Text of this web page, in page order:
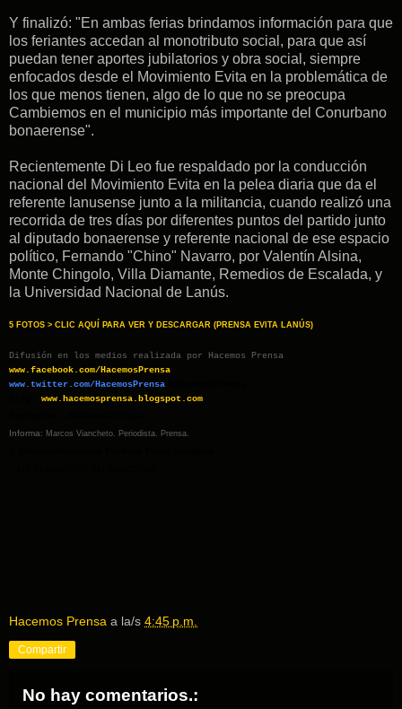
Y finalizó: "En ambas ferias brindamos información para que
los feriantes accedan al monotributo social, para que así
puedan tener aportes jubilatorios y obra social, siempre
enfocados desde el Movimiento Evita en la problemática de
los que menos tienen, algo de lo que no se preocupa
Cambiemos en el municipio más importante del Conurbano
bonaerense".
Recientemente Di Leo fue respaldado por la conducción
nacional del Movimiento Evita en la pelea diaria que da el
referente lanusense junto a la militancia, cuando realizó una
recorrida de tres días por diferentes puntos del partido junto
al diputado bonaerense y referente nacional de ese espacio
político, Fernando "Chino" Navarro, por Valentín Alsina,
Monte Chingolo, Villa Diamante, Remedios de Escalada, y
la Universidad Nacional de Lanús.
5 FOTOS > CLIC AQUÍ PARA VER Y DESCARGAR (PRENSA EVITA LANÚS)
Difusión en los medios realizada por Hacemos Prensa
www.facebook.com/HacemosPrensa
www.twitter.com/HacemosPrensa
www.hacemosprensa.blogspot.com
Informa: Marcos Viancheto. Periodista. Prensa.
Hacemos Prensa a la/s 4:45 p.m.
Compartir
No hay comentarios.: